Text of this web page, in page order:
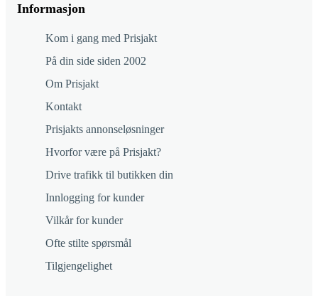
Informasjon
Kom i gang med Prisjakt
På din side siden 2002
Om Prisjakt
Kontakt
Prisjakts annonseløsninger
Hvorfor være på Prisjakt?
Drive trafikk til butikken din
Innlogging for kunder
Vilkår for kunder
Ofte stilte spørsmål
Tilgjengelighet